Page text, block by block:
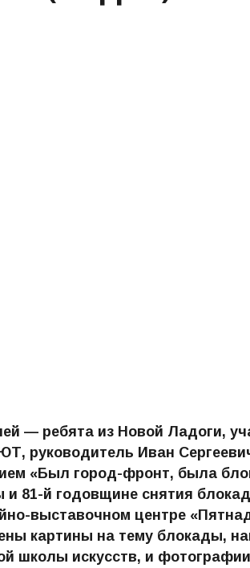
— ребята из Новой Ладоги,
руководитель Иван
«Был город-фронт, была
81-й годовщине снятия
выставочном центре
картины на тему блокады,
школы искусств, и